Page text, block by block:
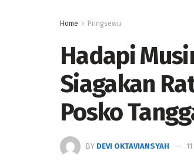
Home Pringsewu
Hadapi
Siagakan
Posko
BY DEVI OKTAVIANSYAH